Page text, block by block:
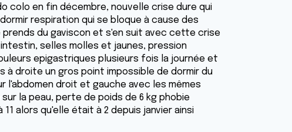
colo en fin décembre, nouvelle crise dure qui
respiration qui se bloque à cause des
du gaviscon et s'en suit avec cette crise
selles molles et jaunes, pression
epigastriques plusieurs fois la journée et
droite un gros point impossible de dormir du
droit et gauche avec les mêmes
la peau, perte de poids de 6 kg phobie
alors qu'elle était à 2 depuis janvier ainsi